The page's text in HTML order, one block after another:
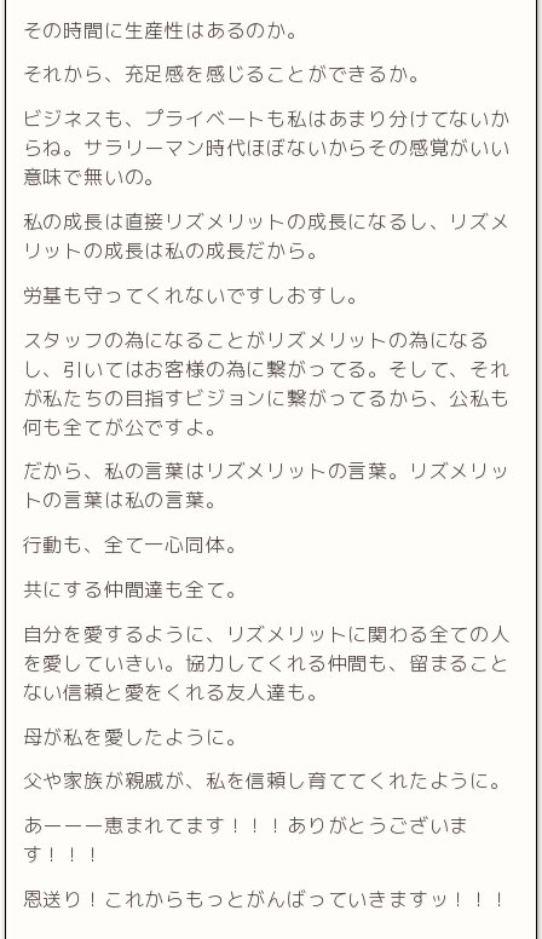
その時間に生産性はあるのか。
それから、充足感を感じることができるか。
ビジネスも、プライベートも私はあまり分けてないか
らね。サラリーマン時代ほぼないからその感覚がいい
意味で無いの。
私の成長は直接リズメリットの成長になるし、リズメ
リットの成長は私の成長だから。
労基も守ってくれないですしおすし。
スタッフの為になることがリズメリットの為になる
し、引いてはお客様の為に繋がってる。そして、それ
が私たちの目指すビジョンに繋がってるから、公私も
何も全てが公ですよ。
だから、私の言葉はリズメリットの言葉。リズメリッ
トの言葉は私の言葉。
行動も、全て一心同体。
共にする仲間達も全て。
自分を愛するように、リズメリットに関わる全ての人
を愛していきい。協力してくれる仲間も、留まること
ない信頼と愛をくれる友人達も。
母が私を愛したように。
父や家族が親戚が、私を信頼し育ててくれたように。
あーーー恵まれてます！！！ありがとうございま
す！！！
恩送り！これからもっとがんばっていきますッ！！！